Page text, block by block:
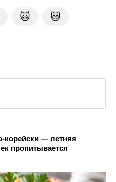
🙀 😿
корейски — летняя
пропитывается